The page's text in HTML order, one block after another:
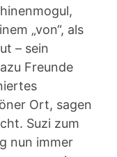
„von“, als
– sein
Freunde
Ort, sagen
Suzi zum
nun immer